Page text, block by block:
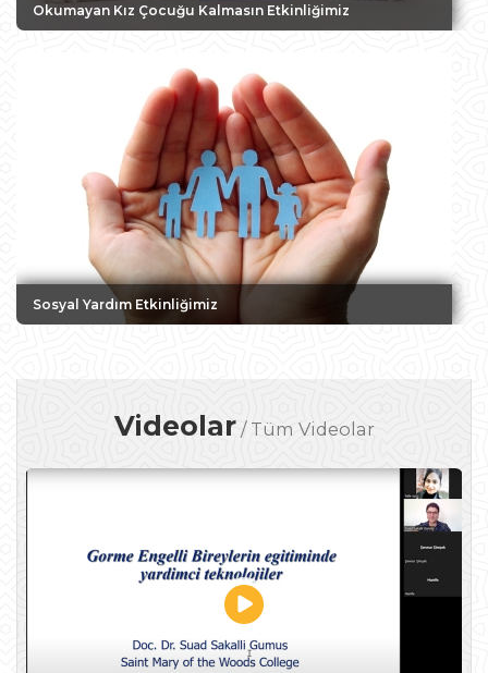
Okumayan Kız Çocuğu Kalmasın Etkinliğimiz
Sosyal Yardım Etkinliğimiz
Videolar/ Tüm Videolar